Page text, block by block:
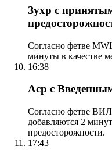
Зухр с
Согласно фетве
минуты в качестве
16:38
Аср с
Согласно фетве
добавляются 2
предосторожности.
17:43